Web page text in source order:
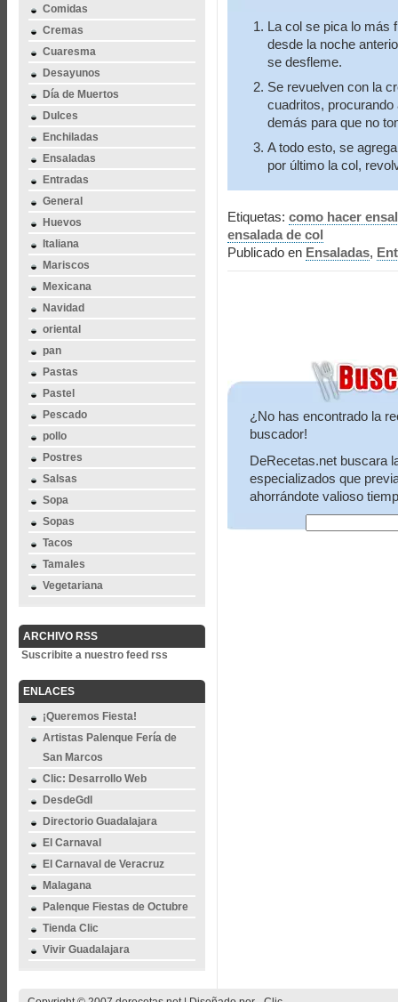
Comidas
Cremas
Cuaresma
Desayunos
Día de Muertos
Dulces
Enchiladas
Ensaladas
Entradas
General
Huevos
Italiana
Mariscos
Mexicana
Navidad
oriental
pan
Pastas
Pastel
Pescado
pollo
Postres
Salsas
Sopa
Sopas
Tacos
Tamales
Vegetariana
ARCHIVO RSS
Suscribite a nuestro feed rss
ENLACES
¡Queremos Fiesta!
Artistas Palenque Fería de
San Marcos
Clic: Desarrollo Web
DesdeGdl
Directorio Guadalajara
El Carnaval
El Carnaval de Veracruz
Malagana
Palenque Fiestas de Octubre
Tienda Clic
Vivir Guadalajara
La col se pica lo más
desde la noche
se desfleme.
Se revuelven con la
cuadritos,
demás para que no
A todo esto, se
por último la col,
Etiquetas: como hacer
ensalada de col
Publicado en Ensaladas,
¿No has encontrado la
buscador!
DeRecetas.net buscara
especializados que
ahorrándote valioso